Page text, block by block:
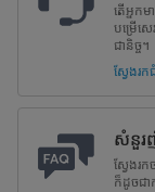
តើអ្នក
បម្រើស
ជានិច្ច។
ស្វែងរ
សំនួរ
ស្វែងរ
ក៏ដូចជ